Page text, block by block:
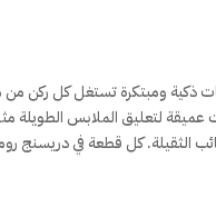
ذكية ومبتكرة تستغل كل ركن
عميقة لتعليق الملابس الطويلة
الثقيلة. كل قطعة في